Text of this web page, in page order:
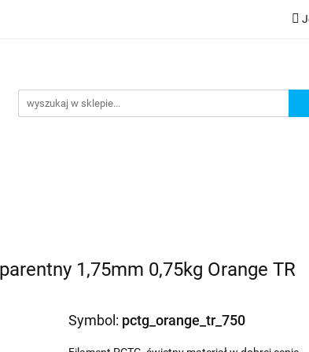
1,75mm 0,75kg Orange TR
Symbol: pctg_orange_tr_750